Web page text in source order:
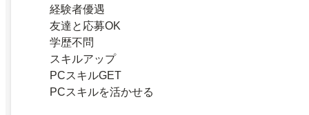
経験者優遇
友達と応募OK
学歴不問
スキルアップ
PCスキルGET
PCスキルを活かせる